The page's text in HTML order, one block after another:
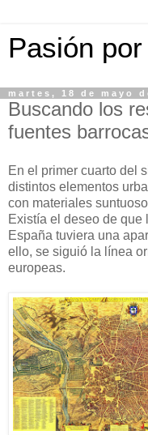
Pasión
martes, 18 de mayo
Buscando los
fuentes
En el primer cuarto del
distintos elementos
con materiales
Existía el deseo de
España tuviera una
ello, se siguió la línea
europeas.